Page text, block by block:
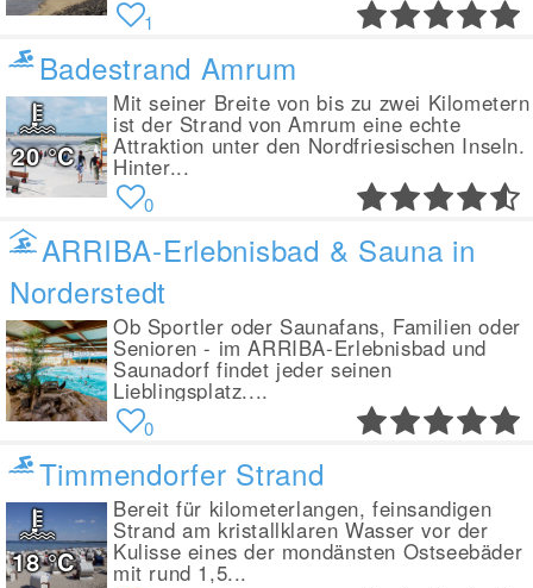
1
Badestrand Amrum
Mit seiner Breite von bis zu zwei Kilometern
ist der Strand von Amrum eine echte
Attraktion unter den Nordfriesischen Inseln.
Hinter...
20°C
0
ARRIBA-Erlebnisbad & Sauna in
Norderstedt
Ob Sportler oder Saunafans, Familien oder
Senioren - im ARRIBA-Erlebnisbad und
Saunadorf findet jeder seinen
Lieblingsplatz....
0
Timmendorfer Strand
Bereit für kilometerlangen, feinsandigen
Strand am kristallklaren Wasser vor der
Kulisse eines der mondänsten Ostseebäder
mit rund 1,5...
18°C